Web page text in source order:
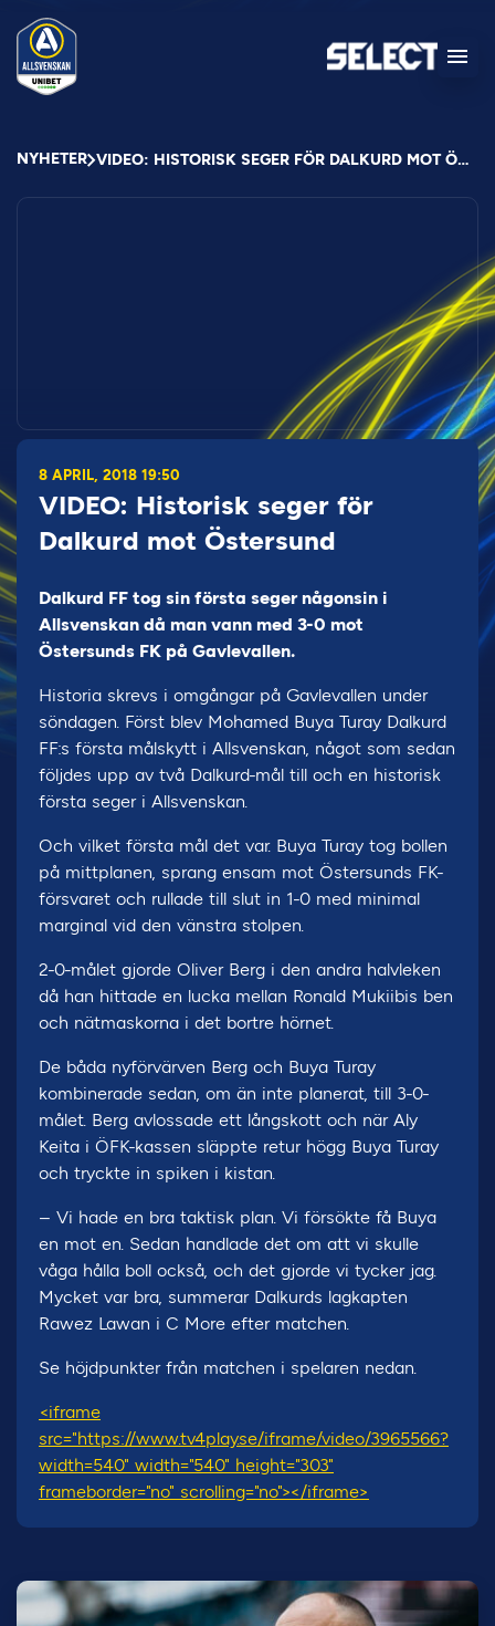
NYHETER VIDEO: HISTORISK SEGER FÖR DALKURD MOT ÖSTERSUND
8 APRIL, 2018 19:50
VIDEO: Historisk seger för
Dalkurd mot Östersund
Dalkurd FF tog sin första seger någonsin i
Allsvenskan då man vann med 3-0 mot
Östersunds FK på Gavlevallen.
Historia skrevs i omgångar på Gavlevallen under
söndagen. Först blev Mohamed Buya Turay Dalkurd
FF:s första målskytt i Allsvenskan, något som sedan
följdes upp av två Dalkurd-mål till och en historisk
första seger i Allsvenskan.
Och vilket första mål det var. Buya Turay tog bollen
på mittplanen, sprang ensam mot Östersunds FK-
försvaret och rullade till slut in 1-0 med minimal
marginal vid den vänstra stolpen.
2-0-målet gjorde Oliver Berg i den andra halvleken
då han hittade en lucka mellan Ronald Mukiibis ben
och nätmaskorna i det bortre hörnet.
De båda nyförvärven Berg och Buya Turay
kombinerade sedan, om än inte planerat, till 3-0-
målet. Berg avlossade ett långskott och när Aly
Keita i ÖFK-kassen släppte retur högg Buya Turay
och tryckte in spiken i kistan.
– Vi hade en bra taktisk plan. Vi försökte få Buya
en mot en. Sedan handlade det om att vi skulle
våga hålla boll också, och det gjorde vi tycker jag.
Mycket var bra, summerar Dalkurds lagkapten
Rawez Lawan i C More efter matchen.
Se höjdpunkter från matchen i spelaren nedan.
<iframe
src="https://www.tv4play.se/iframe/video/3965566?
width=540" width="540" height="303"
frameborder="no" scrolling="no"></iframe>